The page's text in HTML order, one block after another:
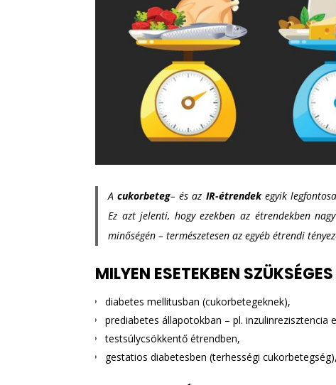
Acukorbeteg– és az IR-étrendekegyik
Ez azt jelenti, hogy ezekben az étrendekben
minőségén – természetesen az egyéb étrendi
MILYEN ESETEKBEN
diabetes mellitusban (cukorbetegeknek),
prediabetes állapotokban – pl. inzulinrezisztencia
testsúlycsökkentő étrendben,
gestatios diabetesben (terhességi cukorbetegség),